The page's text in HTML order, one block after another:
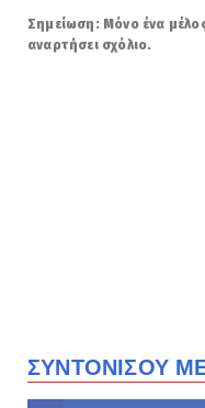
Σημείωση: Μόνο ένα
αναρτήσει σχόλιο.
ΣΥΝΤΟΝΙΣΟΥ